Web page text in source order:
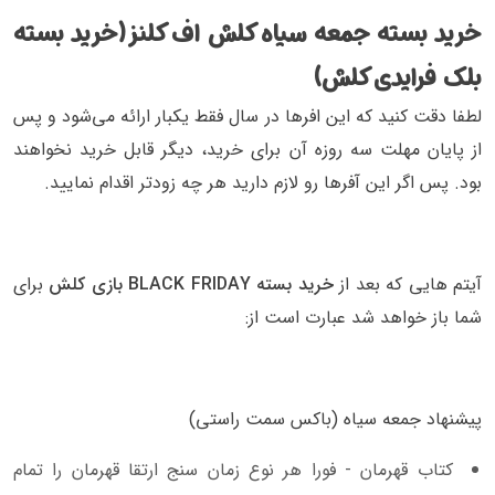
خرید بسته جمعه سیاه کلش اف کلنز (خرید بسته
بلک فرایدی کلش)
لطفا دقت کنید که این افرها در سال فقط یکبار ارائه می‌شود و پس
از پایان مهلت سه روزه آن برای خرید، دیگر قابل خرید نخواهند
بود. پس اگر این آفرها رو لازم دارید هر چه زودتر اقدام نمایید.
آیتم هایی که بعد ازخرید بسته BLACK FRIDAY بازی کلش
برای
شما باز خواهد شد عبارت است از:
پیشنهاد جمعه سیاه (باکس سمت راستی)
کتاب قهرمان - فورا هر نوع زمان سنج ارتقا قهرمان را تمام